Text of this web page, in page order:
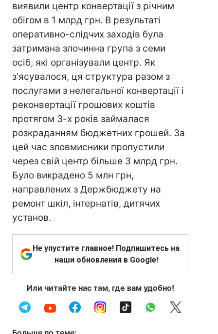
виявили центр конвертації з річним
обігом в 1 млрд грн. В результаті
оперативно-слідчих заходів була
затримана злочинна група з семи
осіб, які організували центр. Як
з'ясувалося, ця структура разом з
послугами з нелегальної конвертації і
реконвертації грошових коштів
протягом 3-х років займалася
розкраданням бюджетних грошей. За
цей час зловмисники пропустили
через свій центр більше 3 млрд грн.
Було викрадено 5 млн грн,
направлених з Держбюджету на
ремонт шкіл, інтернатів, дитячих
установ.
Не упустите главное! Подпишитесь на
наши обновления в Google!
Или читайте нас там, где вам удобно!